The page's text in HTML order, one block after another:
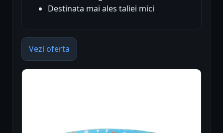
Destinata mai ales taliei mici
Vezi oferta